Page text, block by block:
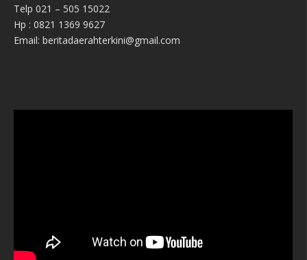
Telp 021 – 505 15022
Hp : 0821 1369 9627
Email: beritadaerahterkini@gmail.com